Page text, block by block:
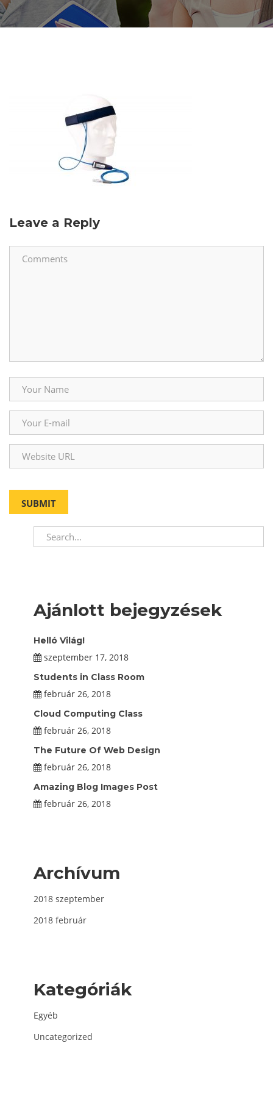
Leave a Reply
Ajánlott bejegyzések
Helló Világ!
szeptember 17, 2018
Students in Class Room
február 26, 2018
Cloud Computing Class
február 26, 2018
The Future Of Web Design
február 26, 2018
Amazing Blog Images Post
február 26, 2018
Archívum
2018 szeptember
2018 február
Kategóriák
Egyéb
Uncategorized